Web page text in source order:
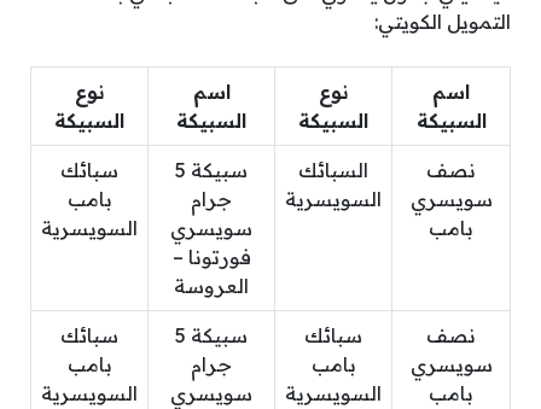
التمويل الكويتي:
اسم
السبيكة
نوع
السبيكة
اسم
السبيكة
نوع
السبيكة
نصف
سويسري
بامب
السبائك
السويسرية
سبيكة 5
جرام
سويسري
فورتونا –
العروسة
سبائك
بامب
السويسرية
نصف
سويسري
بامب
سبائك
بامب
السويسرية
سبيكة 5
جرام
سويسري
سبائك
بامب
السويسرية